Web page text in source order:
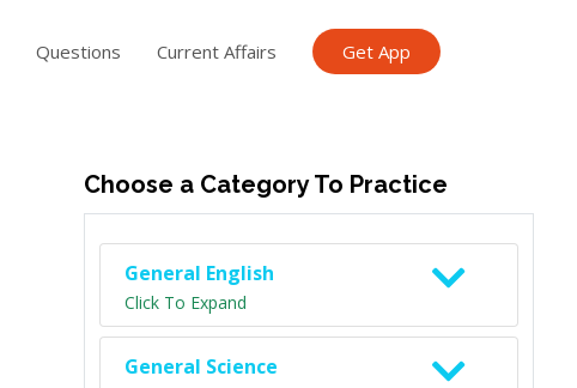
Questions Current Affairs Get App
Choose a Category To Practice
General English
Click To Expand
General Science